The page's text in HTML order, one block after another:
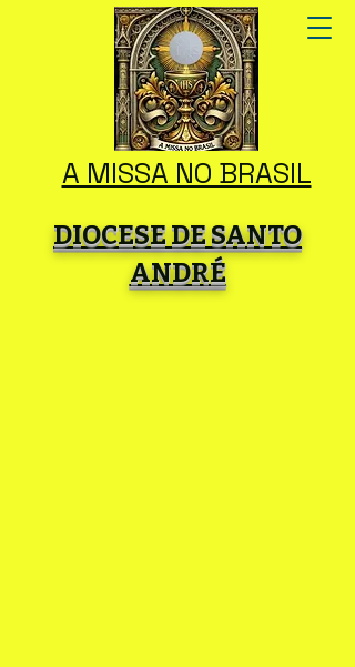
A MISSA NO BRASIL
DIOCESE DE SANTO
ANDRÉ